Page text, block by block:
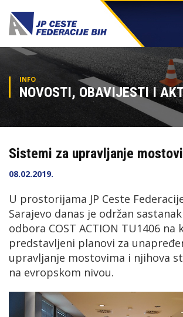
INFO
NOVOSTI, OBAVIJESTI I
Sistemi za upravljanje
08.02.2019.
U prostorijama JP Ceste
Sarajevo danas je održan
odbora COST ACTION TU1406 na
predstavljeni planovi za
upravljanje mostovima i njihova
na evropskom nivou.